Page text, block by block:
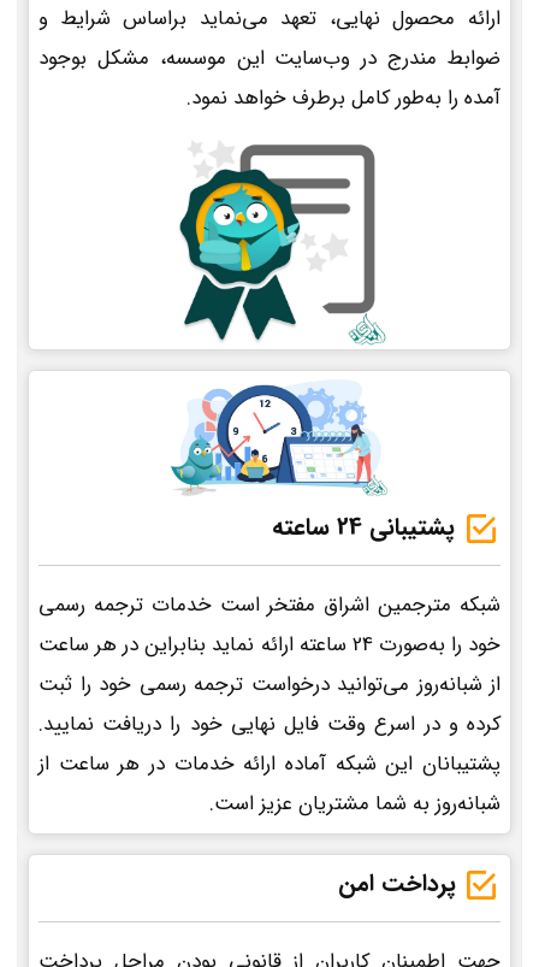
ارائه محصول نهایی، تعهد می‌نماید براساس شرایط و
ضوابط مندرج در وب‌سایت این موسسه، مشکل بوجود
آمده را به‌طور کامل برطرف خواهد نمود.
پشتیبانی 24 ساعته
شبکه مترجمین اشراق مفتخر است خدمات ترجمه رسمی
خود را به‌صورت 24 ساعته ارائه نماید بنابراین در هر ساعت
از شبانه‌روز می‌توانید درخواست ترجمه رسمی خود را ثبت
کرده و در اسرع وقت فایل نهایی خود را دریافت نمایید.
پشتیبانان این شبکه آماده ارائه خدمات در هر ساعت از
شبانه‌روز به شما مشتریان عزیز است.
پرداخت امن